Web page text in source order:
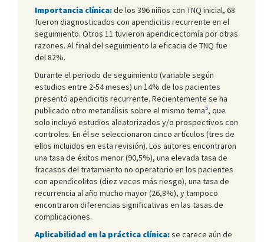
Importancia clínica:de los 396 niños con TNQ inicial, 68
fueron diagnosticados con apendicitis recurrente en el
seguimiento. Otros 11 tuvieron apendicectomía por otras
razones. Al final del seguimiento la eficacia de TNQ fue
del 82%.
Durante el periodo de seguimiento (variable según
estudios entre 2-54 meses) un 14% de los pacientes
presentó apendicitis recurrente. Recientemente se ha
publicado otro metanálisis sobre el mismo tema5, que
solo incluyó estudios aleatorizados y/o prospectivos con
controles. En él se seleccionaron cinco artículos (tres de
ellos incluidos en esta revisión). Los autores encontraron
una tasa de éxitos menor (90,5%), una elevada tasa de
fracasos del tratamiento no operatorio en los pacientes
con apendicolitos (diez veces más riesgo), una tasa de
recurrencia al año mucho mayor (26,8%), y tampoco
encontraron diferencias significativas en las tasas de
complicaciones.
Aplicabilidad en la práctica clínica:se carece aún de